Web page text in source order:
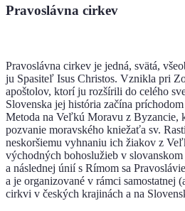
Pravoslávna cirkev
Pravoslávna cirkev je jedná, svätá,
ju Spasiteľ Isus Christos. Vznikla pri
apoštolov, ktorí ju rozšírili do celého
Slovenska jej história začína
Metoda na Veľkú Moravu z Byzancie,
pozvanie moravského kniežaťa sv.
neskoršiemu vyhnaniu ich žiakov z
východných bohoslužieb v
a následnej únií s Rímom sa
a je organizované v rámci samostatnej
cirkvi v českých krajinách a na